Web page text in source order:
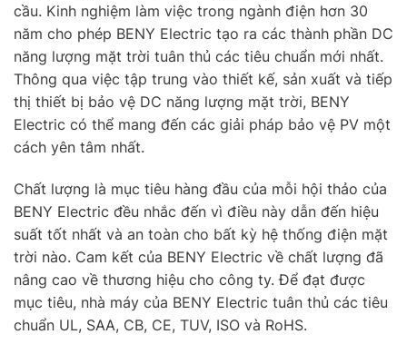
cầu. Kinh nghiệm làm việc trong ngành điện hơn 30
năm cho phép BENY Electric tạo ra các thành phần DC
năng lượng mặt trời tuân thủ các tiêu chuẩn mới nhất.
Thông qua việc tập trung vào thiết kế, sản xuất và tiếp
thị thiết bị bảo vệ DC năng lượng mặt trời, BENY
Electric có thể mang đến các giải pháp bảo vệ PV một
cách yên tâm nhất.
Chất lượng là mục tiêu hàng đầu của mỗi hội thảo của
BENY Electric đều nhắc đến vì điều này dẫn đến hiệu
suất tốt nhất và an toàn cho bất kỳ hệ thống điện mặt
trời nào. Cam kết của BENY Electric về chất lượng đã
nâng cao về thương hiệu cho công ty. Để đạt được
mục tiêu, nhà máy của BENY Electric tuân thủ các tiêu
chuẩn UL, SAA, CB, CE, TUV, ISO và RoHS.